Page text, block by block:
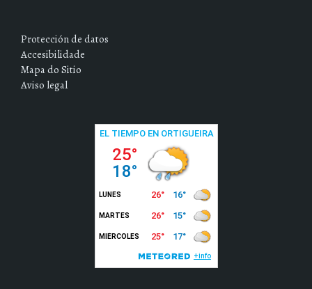
Protección de datos
Accesibilidade
Mapa do Sitio
Aviso legal